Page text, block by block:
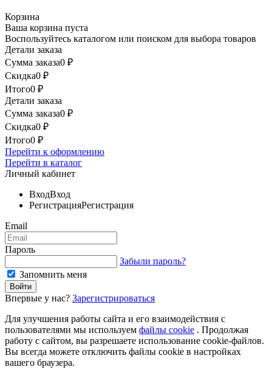
Корзина
Ваша корзина пуста
Воспользуйтесь каталогом или поиском для выбора товаров
Детали заказа
Сумма заказа0 ₽
Скидка0 ₽
Итого0 ₽
Детали заказа
Сумма заказа0 ₽
Скидка0 ₽
Итого0 ₽
Перейти к оформлению
Перейти в каталог
Личный кабинет
ВходВход
РегистрацияРегистрация
Email
Пароль
Забыли пароль?
Запомнить меня
Впервые у нас? Зарегистрироваться
Для улучшения работы сайта и его взаимодействия с
пользователями мы используем файлы cookie . Продолжая
работу с сайтом, вы разрешаете использование cookie-файлов.
Вы всегда можете отключить файлы cookie в настройках
вашего браузера.